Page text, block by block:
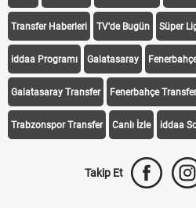
Transfer Haberleri TV'de Bugün Süper
iddaa Programı Galatasaray
Galatasaray Transfer Fenerbahçe Transfer
Trabzonspor Transfer Canlı İzle iddaa
Takip Et